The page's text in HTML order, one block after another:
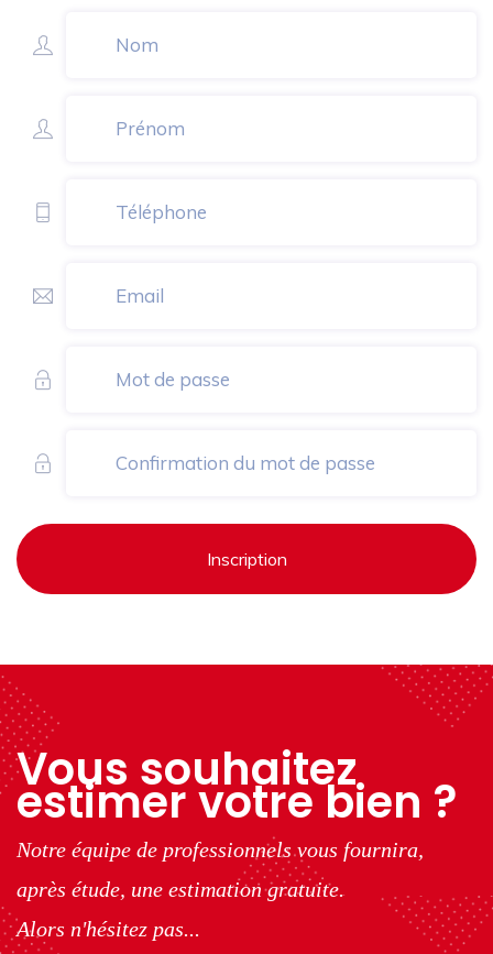
Inscription
Vous souhaitez
estimer votre bien ?
Notre équipe de professionnels vous fournira,
après étude, une estimation gratuite.
Alors n'hésitez pas...